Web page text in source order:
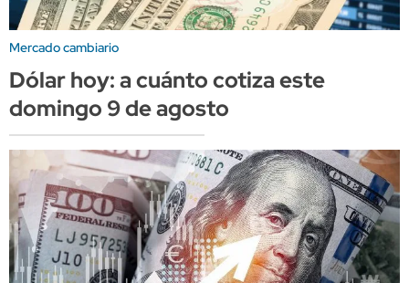
Mercado cambiario
Dólar hoy: a cuánto cotiza este
domingo 9 de agosto